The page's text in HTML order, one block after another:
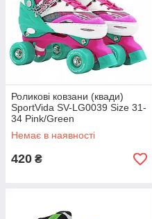
Роликові ковзани (квади)
SportVida SV-LG0039 Size 31-
34 Pink/Green
Немає в наявності
420 ₴